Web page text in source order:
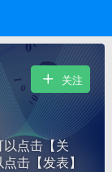
关注
点击【关
击【发表】